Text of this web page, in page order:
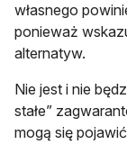
własnego
ponieważ
alternatyw.
Nie jest i nie
stałe”
mogą się